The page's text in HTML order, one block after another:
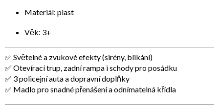
Materiál: plast
Věk: 3+
✅ Světelné a zvukové efekty (sirény, blikání)
✅ Otevírací trup, zadní rampa i schody pro posádku
✅ 3 policejní auta a dopravní doplňky
✅ Madlo pro snadné přenášení a odnímatelná křídla